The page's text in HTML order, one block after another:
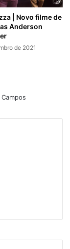
| Novo filme de
Anderson
de 2021
Campos